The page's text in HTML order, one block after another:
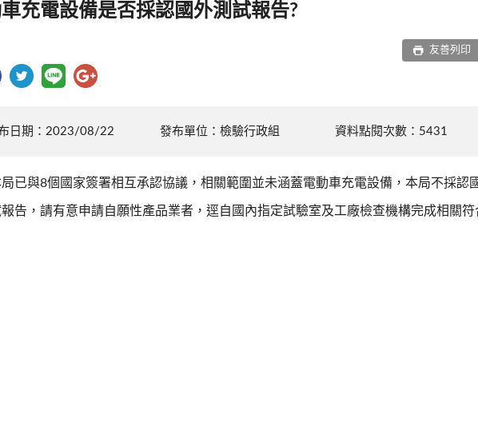
充電設備是否採認國外測試報告?
友善列印
日期：2023/08/22 發布單位：檢驗行政組 資料點閱次數：5431
局已與8個國家簽署相互承認協議，相關範圍並未涵蓋電動車充電設備，本局不採認
告，請有意申請自願性產品業者，逕自國內指定試驗室及工廠檢查機構完成相關符